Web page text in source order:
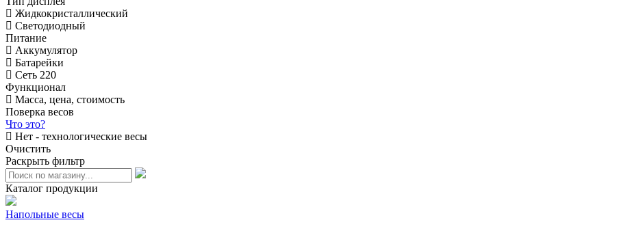
Жидкокристаллический
Светодиодный
Питание
Аккумулятор
Батарейки
Сеть 220
Функционал
Масса, цена, стоимость
Поверка весов
Что это?
Нет - технологические весы
Очистить
Раскрыть фильтр
Каталог продукции
Напольные весы